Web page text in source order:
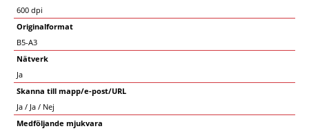
600 dpi
Originalformat
B5-A3
Nätverk
Ja
Skanna till mapp/e-post/URL
Ja / Ja / Nej
Medföljande mjukvara